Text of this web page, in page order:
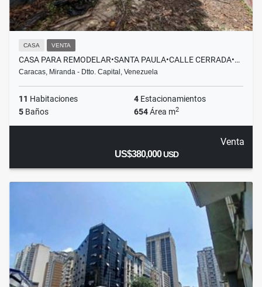
CASA VENTA
CASA PARA REMODELAR•SANTA PAULA•CALLE CERRADA•…
Caracas, Miranda - Dtto. Capital, Venezuela
11 Habitaciones 4 Estacionamientos
5 Baños 654Área m2
Venta
US$380,000USD